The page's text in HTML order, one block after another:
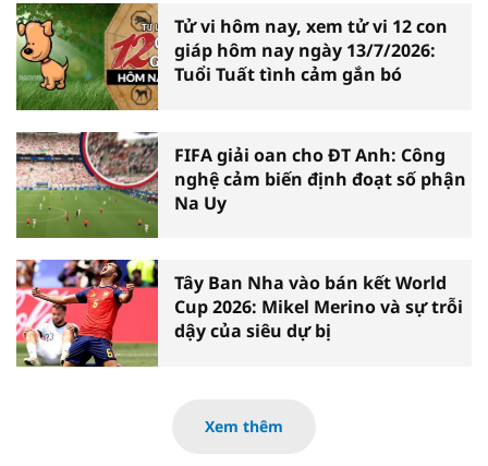
Tử vi hôm nay, xem tử vi 12 con
giáp hôm nay ngày 13/7/2026:
Tuổi Tuất tình cảm gắn bó
FIFA giải oan cho ĐT Anh: Công
nghệ cảm biến định đoạt số phận
Na Uy
Tây Ban Nha vào bán kết World
Cup 2026: Mikel Merino và sự trỗi
dậy của siêu dự bị
Xem thêm